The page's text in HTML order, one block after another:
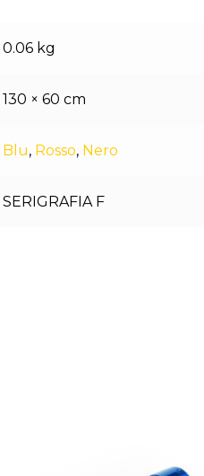
0.06 kg
130 × 60 cm
Blu, Rosso, Nero
SERIGRAFIA F